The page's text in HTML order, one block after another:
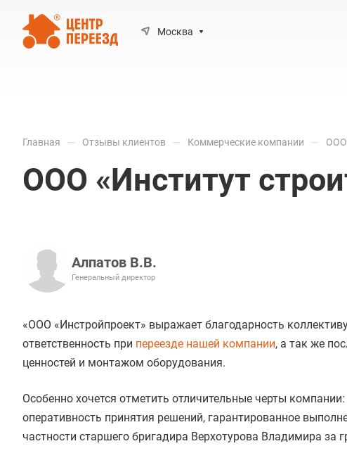
Москва
Главная — Отзывы клиентов — Коммерческие компании — ООО
ООО «Институт
Алпатов В.В.
Генеральный директор
«ООО «Инстройпроект» выражает благодарность
ответственность при переезде нашей компании, а так же
ценностей и монтажом оборудования.
Особенно хочется отметить отличительные черты
оперативность принятия решений, гарантированное
частности старшего бригадира Верхотурова Владимира за